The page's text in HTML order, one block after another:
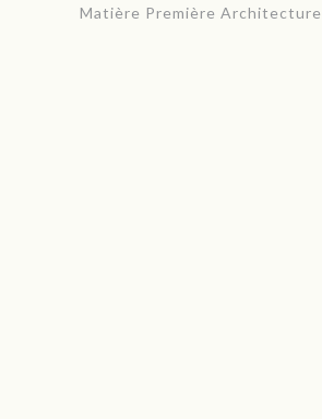
Matière Première Architecture